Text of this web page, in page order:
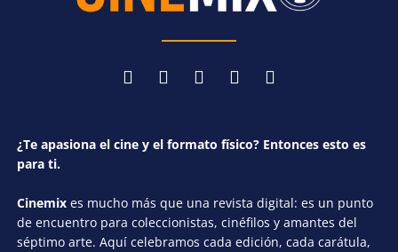
¿Te apasiona el cine y el formato físico? Entonces esto es
para ti.
Cinemix es mucho más que una revista digital: es un punto
de encuentro para coleccionistas, cinéfilos y amantes del
séptimo arte. Aquí celebramos cada edición, cada carátula,